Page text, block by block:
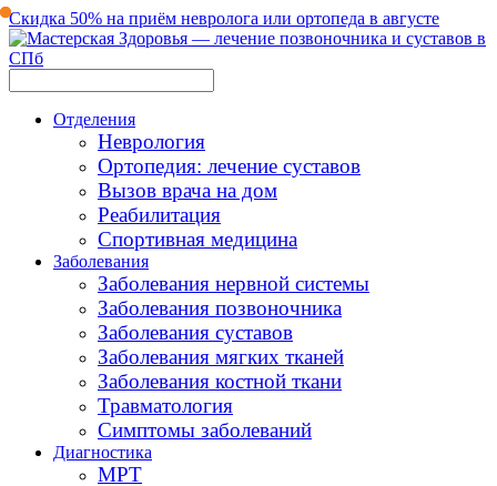
Скидка 50% на приём невролога или ортопеда в августе
Отделения
Неврология
Ортопедия: лечение суставов
Вызов врача на дом
Реабилитация
Спортивная медицина
Заболевания
Заболевания нервной системы
Заболевания позвоночника
Заболевания суставов
Заболевания мягких тканей
Заболевания костной ткани
Травматология
Симптомы заболеваний
Диагностика
МРТ